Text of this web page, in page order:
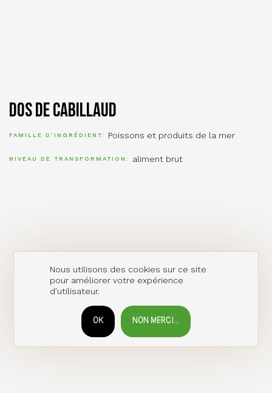
Dos de cabillaud
FAMILLE D’INGRÉDIENT Poissons et produits de la mer
NIVEAU DE TRANSFORMATION aliment brut
Nous utilisons des cookies sur ce site
pour améliorer votre expérience
d'utilisateur.
NON MERCI...
OK
RETIRER LE CONSENTEMENT